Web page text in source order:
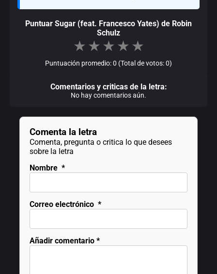
Puntuar Sugar (feat. Francesco Yates) de Robin
Schulz
★ ★ ★ ★ ★
Puntuación promedio: 0 (Total de votos: 0)
Comentarios y criticas de la letra:
No hay comentarios aún.
Comenta la letra
Comenta, pregunta o critica lo que desees
sobre la letra
Nombre *
Correo electrónico *
Añadir comentario *